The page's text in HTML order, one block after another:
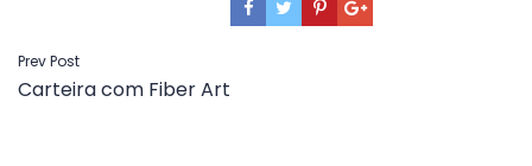
Navegação
de
Prev Post
Carteira com Fiber Art